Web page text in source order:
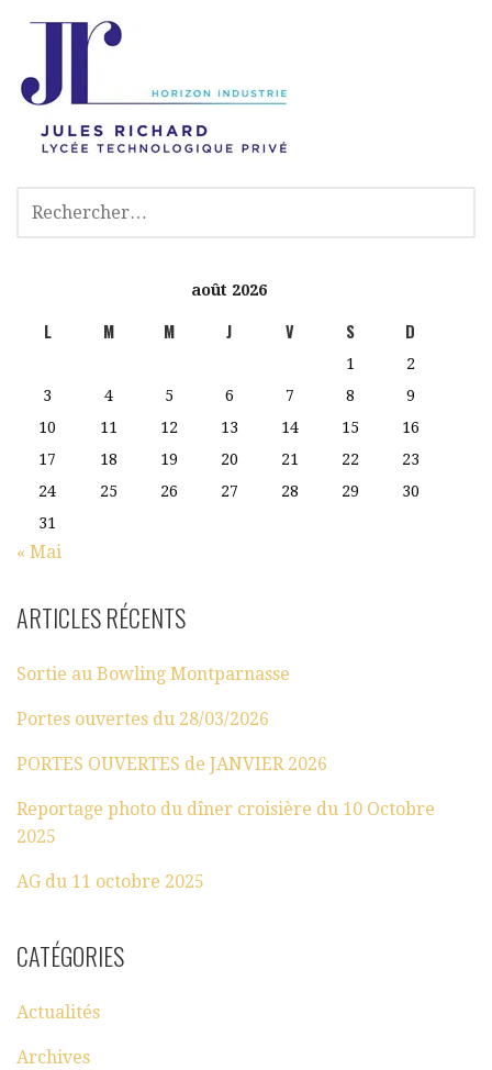
août 2026
L M M J V S D
1
2
3
4 5 6 7 8
9
10
11 12 13 14 15
16
17
18 19 20 21 22
23
24
25 26 27 28 29
30
31
« Mai
ARTICLES RÉCENTS
Sortie au Bowling Montparnasse
Portes ouvertes du 28/03/2026
PORTES OUVERTES de JANVIER 2026
Reportage photo du dîner croisière du 10 Octobre
2025
AG du 11 octobre 2025
CATÉGORIES
Actualités
Archives